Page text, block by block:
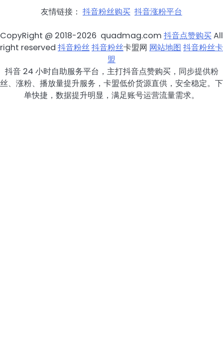
友情链接： 抖音粉丝购买 抖音涨粉平台
CopyRight @ 2018-2026 quadmag.com 抖音点赞购买All
right reserved 抖音粉丝抖音粉丝卡盟网 网站地图 抖音粉丝卡
盟
抖音 24 小时自助服务平台，主打抖音点赞购买，同步提供粉
丝、涨粉、播放量提升服务，卡盟低价货源直供，安全稳定。下
单快捷，数据提升明显，满足账号运营流量需求。